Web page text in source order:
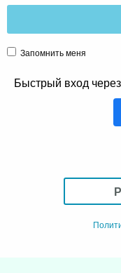
Запомнить меня
Быстрый вход